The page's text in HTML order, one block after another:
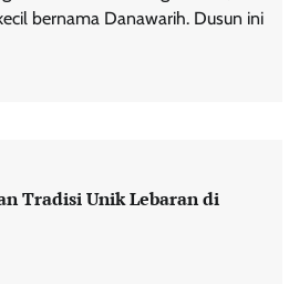
bernama Danawarih. Dusun ini
Tradisi Unik Lebaran di